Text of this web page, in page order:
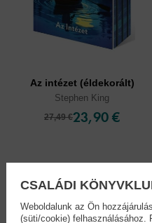
Az intézet (éldekorált)
Stephen King
27,49 €23,90 €
CSALÁDI
Weboldalunk az Ön
(süti/cookie) felhasználásához.